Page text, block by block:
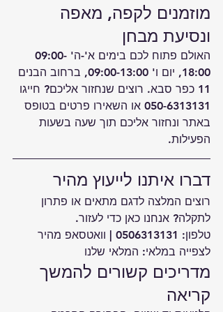
מוזמנים לקפה, מאפה
ונסיעת מבחן
האולם פתוח לכם בימים א'-ה' 09:00-
18:00, יום ו' 09:00-13:00, ברחוב הבנים
11 כפר סבא. רוצים שנחזור אליכם? חייגו
050-6313131 או השאירו פרטים בטופס
באתר ונחזור אליכם תוך שעה בשעות
הפעילות.
דברו איתנו לייעוץ מהיר
רוצים המלצה לדגם מתאים או פתרון
לתקלה? אנחנו כאן כדי לעזור.
טלפון: 0506313131
| וואטסאפ מהיר
לצפייה במלאי: המלאי שלנו
מדריכים קשורים להמשך
קריאה